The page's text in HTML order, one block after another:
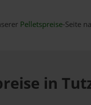
Pelletspreise-Seite
in